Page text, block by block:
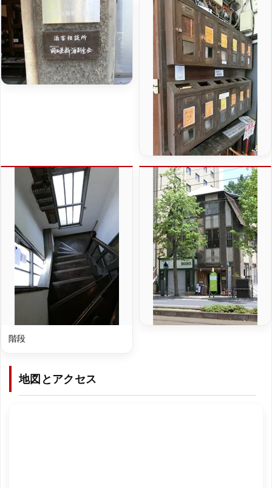
階段
地図とアクセス